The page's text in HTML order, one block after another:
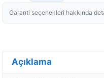
Garanti seçenekleri hakkında
Açıklama